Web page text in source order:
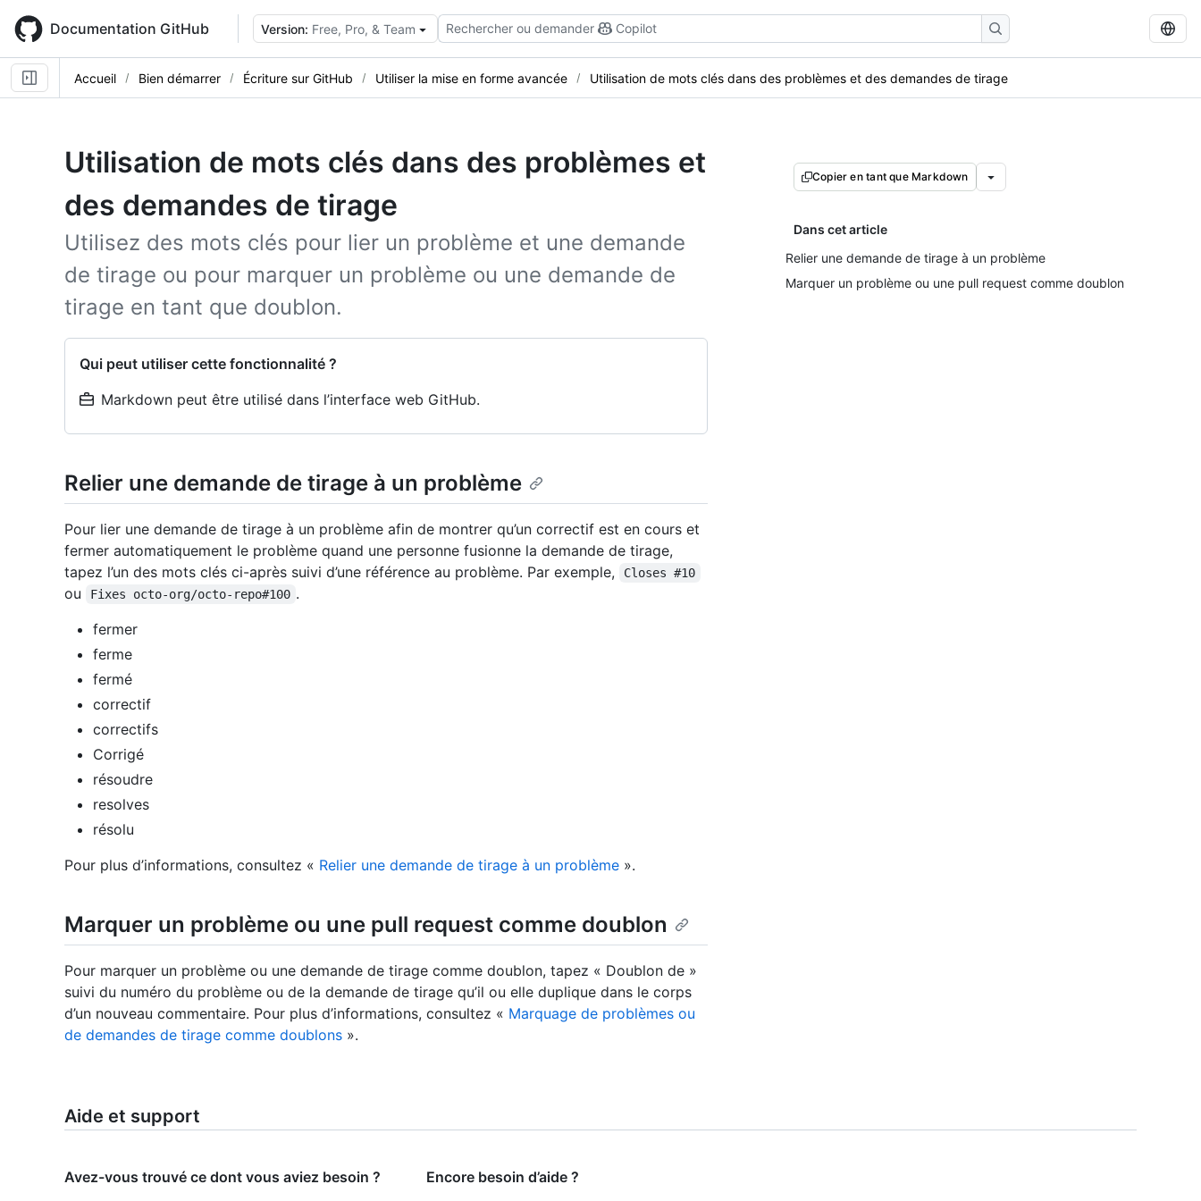
main
content
Documentation GitHub Version: Free, Pro, & Team Rechercher ou demander Copilot
Accueil Bien démarrer Écriture sur GitHub Utiliser la mise en forme avancée Utilisation de mots clés dans des problèmes et des demandes de tirage
Utilisation de mots clés dans des problèmes et
des demandes de tirage
Utilisez des mots clés pour lier un problème et une demande
de tirage ou pour marquer un problème ou une demande de
tirage en tant que doublon.
Qui peut utiliser cette fonctionnalité ?
Markdown peut être utilisé dans l’interface web GitHub.
Copier en tant que Markdown
Dans cet article
Relier une demande de tirage à un problème
Marquer un problème ou une pull request comme doublon
Relier une demande de tirage à un problème
Pour lier une demande de tirage à un problème afin de montrer qu’un correctif est en cours et
fermer automatiquement le problème quand une personne fusionne la demande de tirage,
tapez l’un des mots clés ci-après suivi d’une référence au problème. Par exemple,
Closes #10
ou Fixes octo-org/octo-repo#100 .
fermer
ferme
fermé
correctif
correctifs
Corrigé
résoudre
resolves
résolu
Pour plus d’informations, consultez « Relier une demande de tirage à un problème ».
Marquer un problème ou une pull request comme doublon
Pour marquer un problème ou une demande de tirage comme doublon, tapez « Doublon de »
suivi du numéro du problème ou de la demande de tirage qu’il ou elle duplique dans le corps
d’un nouveau commentaire. Pour plus d’informations, consultez « Marquage de problèmes ou
de demandes de tirage comme doublons ».
Aide et support
Avez-vous trouvé ce dont vous aviez besoin ? Encore besoin d’aide ?